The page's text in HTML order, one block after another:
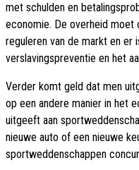
met schulden en
economie. De overheid moet
reguleren van de markt en er
verslavingspreventie en het
Verder komt geld dat men
op een andere manier in het
uitgeeft aan
nieuwe auto of een nieuwe
sportweddenschappen